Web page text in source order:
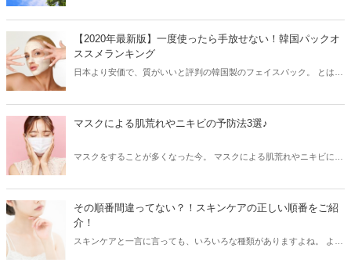
そく使える、お肌を白くする方法についてお伝えしていきます。
【2020年最新版】一度使ったら手放せない！韓国パックオ
ススメランキング
日本より安価で、質がいいと評判の韓国製のフェイスパック。 とはい
マスクによる肌荒れやニキビの予防法3選♪
マスクをすることが多くなった今。 マスクによる肌荒れやニキビに悩
で出来なかった場所にニキビが出来ることも多くなり憂鬱な気分
に・・・(._.) そんな私が調べた、マスクをしていてもニキビが出来に
くくなる方法をお伝えします♡
その順番間違ってない？！スキンケアの正しい順番をご紹
介！
スキンケアと一言に言っても、いろいろな種類がありますよね。 よく